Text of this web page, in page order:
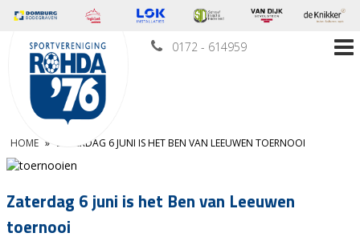
0172 - 614959
HOME » ZATERDAG 6 JUNI IS HET BEN VAN LEEUWEN TOERNOOI
Zaterdag 6 juni is het Ben van Leeuwen
toernooi